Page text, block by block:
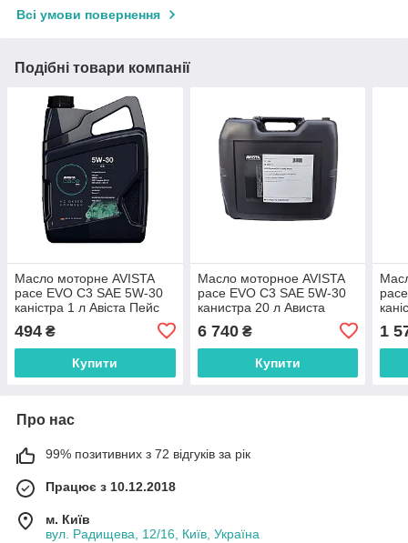
Всі умови повернення
Подібні товари компанії
Масло моторне AVISTA
pace EVO C3 SAE 5W-30
каністра 1 л Авіста Пейс
Ево С3 5в30 Авіста Пейс
Ево С3 5в30
494 ₴
Купити
Масло моторное AVISTA
pace EVO C3 SAE 5W-30
канистра 20 л Ависта
Пейс Ево С3 5в30 Авіста
Пейс Ево С3 5в30
6 740₴
Купити
5в30
1
Про нас
99% позитивних з 72 відгуків за рік
Працює з 10.12.2018
м. Київ
вул. Радищева, 12/16, Київ, Україна